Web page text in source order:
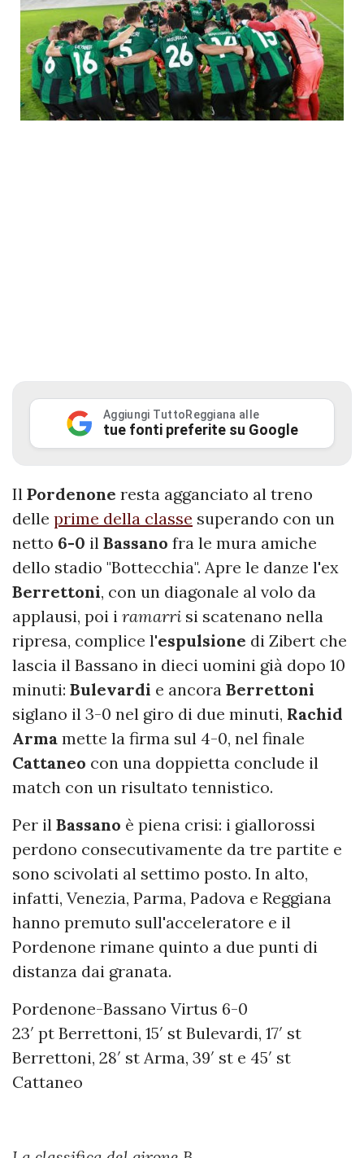
Aggiungi TuttoReggiana alle
tue fonti preferite su Google
Il Pordenone resta agganciato al treno
delle prime della classe superando con un
netto 6-0 il Bassano fra le mura amiche
dello stadio "Bottecchia". Apre le danze l'ex
Berrettoni, con un diagonale al volo da
applausi, poi i ramarri si scatenano nella
ripresa, complice l'espulsione di Zibert che
lascia il Bassano in dieci uomini già dopo 10
minuti: Bulevardi e ancora Berrettoni
siglano il 3-0 nel giro di due minuti, Rachid
Arma mette la firma sul 4-0, nel finale
Cattaneo con una doppietta conclude il
match con un risultato tennistico.
Per il Bassano è piena crisi: i giallorossi
perdono consecutivamente da tre partite e
sono scivolati al settimo posto. In alto,
infatti, Venezia, Parma, Padova e Reggiana
hanno premuto sull'acceleratore e il
Pordenone rimane quinto a due punti di
distanza dai granata.
Pordenone-Bassano Virtus 6-0
23′ pt Berrettoni, 15′ st Bulevardi, 17′ st
Berrettoni, 28′ st Arma, 39′ st e 45′ st
Cattaneo